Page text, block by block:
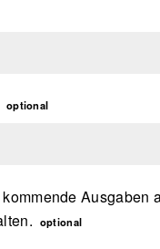
optional
Ausgaben
optional